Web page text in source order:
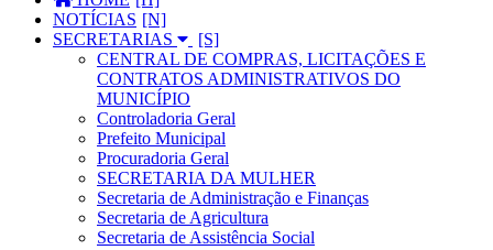
NOTÍCIAS
SECRETARIAS
CENTRAL DE COMPRAS, LICITAÇÕES E
CONTRATOS ADMINISTRATIVOS DO
MUNICÍPIO
Controladoria Geral
Prefeito Municipal
Procuradoria Geral
SECRETARIA DA MULHER
Secretaria de Administração e Finanças
Secretaria de Agricultura
Secretaria de Assistência Social